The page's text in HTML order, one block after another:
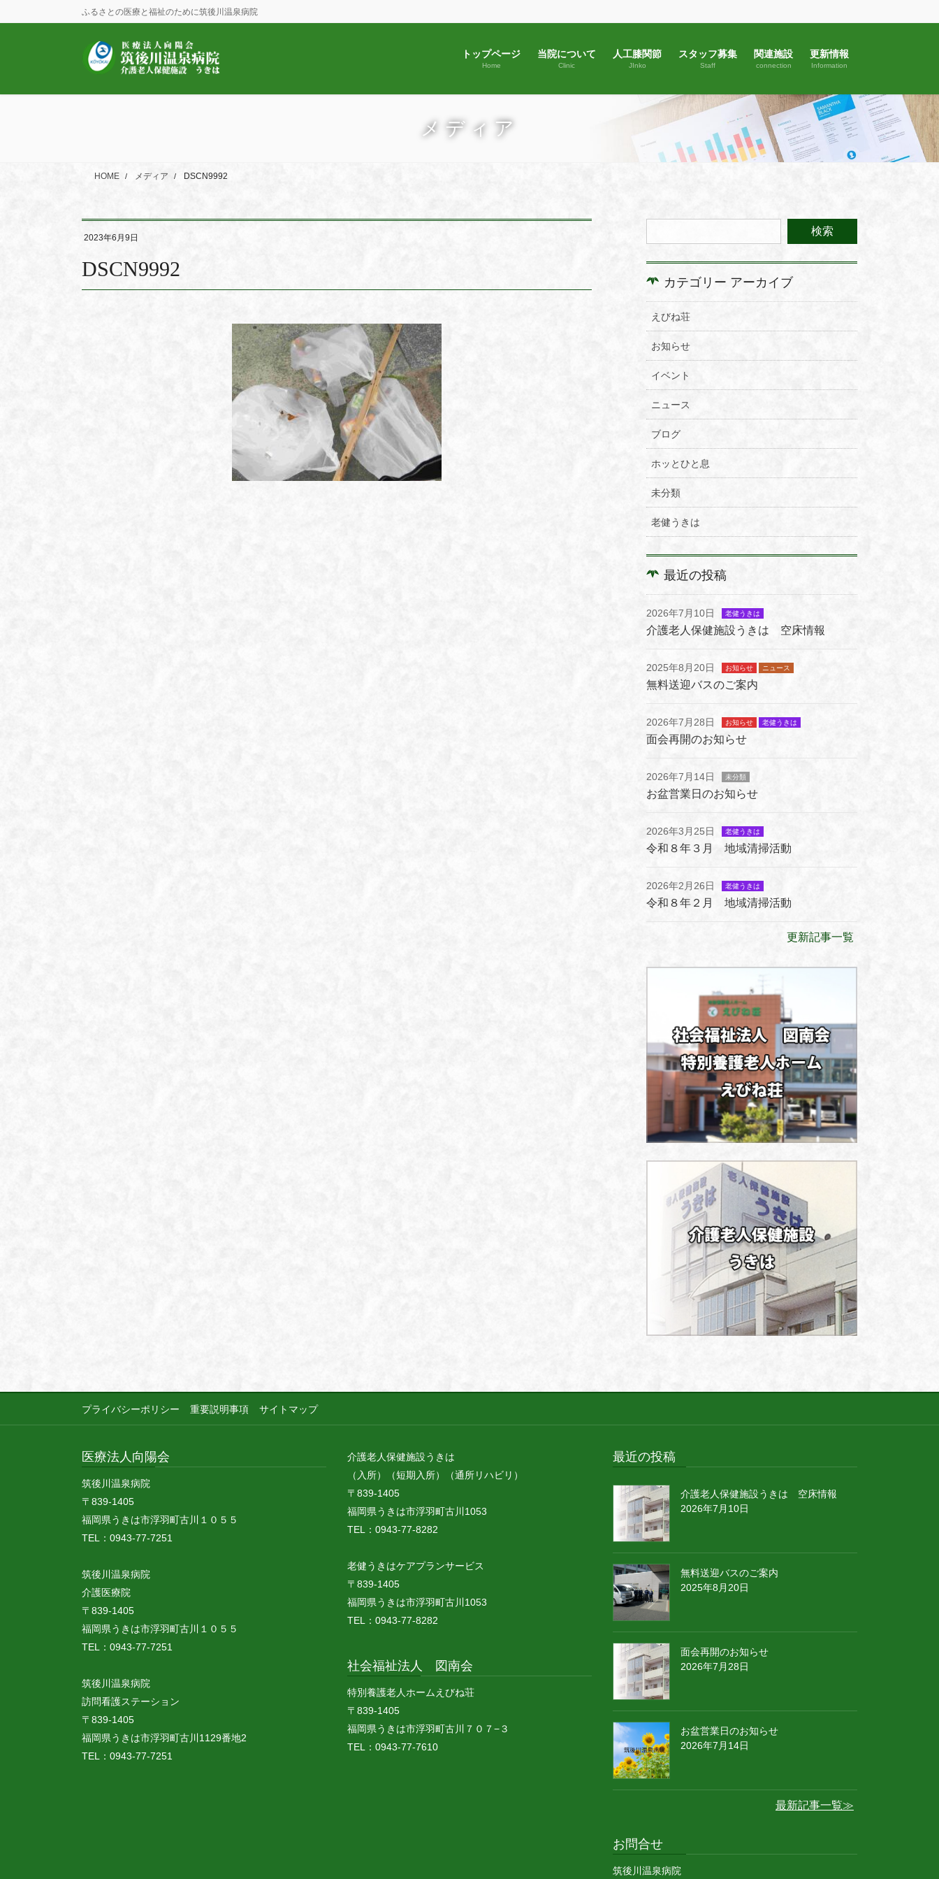
ン
ビ
ふるさとの医療と福祉のために筑後川温泉病院
トップページ
Home
当院について
Clinic
人工膝関節
JInko
スタッフ募集
Staff
関連施設
connection
更新情報
Information
メディア
HOME メディア DSCN9992
2023年6月9日
DSCN9992
カテゴリー アーカイブ
えびね荘
お知らせ
イベント
ニュース
ブログ
ホッとひと息
未分類
老健うきは
最近の投稿
2026年7月10日 老健うきは
介護老人保健施設うきは 空床情報
2025年8月20日 お知らせ ニュース
無料送迎バスのご案内
2026年7月28日 お知らせ 老健うきは
面会再開のお知らせ
2026年7月14日 未分類
お盆営業日のお知らせ
2026年3月25日 老健うきは
令和８年３月 地域清掃活動
2026年2月26日 老健うきは
令和８年２月 地域清掃活動
更新記事一覧
プライバシーポリシー 重要説明事項 サイトマップ
医療法人向陽会
筑後川温泉病院
〒839-1405
福岡県うきは市浮羽町古川１０５５
TEL：0943-77-7251
筑後川温泉病院
介護医療院
〒839-1405
福岡県うきは市浮羽町古川１０５５
TEL：0943-77-7251
筑後川温泉病院
訪問看護ステーション
〒839-1405
福岡県うきは市浮羽町古川1129番地2
TEL：0943-77-7251
介護老人保健施設うきは
（入所）（短期入所）（通所リハビリ）
〒839-1405
福岡県うきは市浮羽町古川1053
TEL：0943-77-8282
老健うきはケアプランサービス
〒839-1405
福岡県うきは市浮羽町古川1053
TEL：0943-77-8282
社会福祉法人 図南会
特別養護老人ホームえびね荘
〒839-1405
福岡県うきは市浮羽町古川７０７−３
TEL：0943-77-7610
最近の投稿
介護老人保健施設うきは 空床情報
2026年7月10日
無料送迎バスのご案内
2025年8月20日
面会再開のお知らせ
2026年7月28日
お盆営業日のお知らせ
2026年7月14日
最新記事一覧≫
お問合せ
筑後川温泉病院